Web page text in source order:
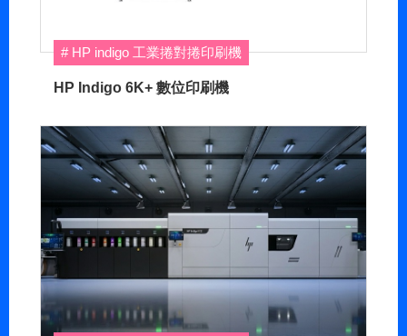
HP indigo 工業捲對捲印刷機
HP Indigo 6K+ 數位印刷機